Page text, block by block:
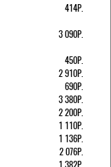
414Р.
3 090Р.
450Р.
2 910Р.
690Р.
3 380Р.
2 200Р.
1 110Р.
1 136Р.
2 076Р.
1 382Р.